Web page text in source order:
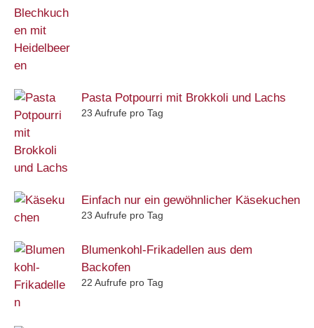
Pasta Potpourri mit Brokkoli und Lachs
23 Aufrufe pro Tag
Einfach nur ein gewöhnlicher Käsekuchen
23 Aufrufe pro Tag
Blumenkohl-Frikadellen aus dem
Backofen
22 Aufrufe pro Tag